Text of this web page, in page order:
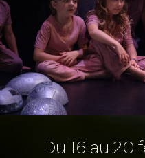
Du 16 au 20